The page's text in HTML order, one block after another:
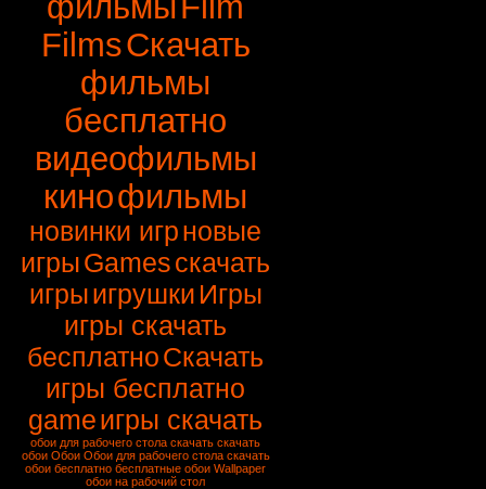
FilmsСкачать
фильмы
бесплатно
видеофильмы
кинофильмы
новинки игрновые
игрыGamesскачать
игрыигрушки Игры
игры скачать
бесплатноСкачать
игры бесплатно
gameигры скачать
обои для рабочего стола скачать скачать
обои Обои Обои для рабочего стола скачать
обои бесплатно бесплатные обои Wallpaper
обои на рабочий стол